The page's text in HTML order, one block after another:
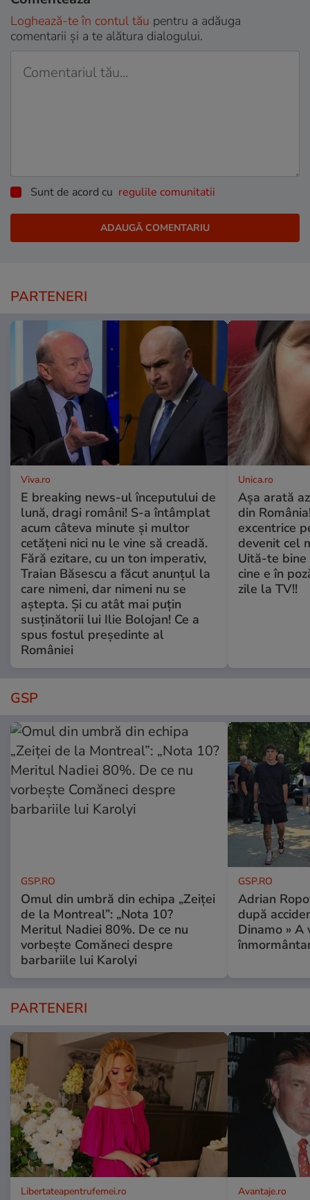
Loghează-te în contul tău pentru a adăuga
comentarii și a te alătura dialogului.
Sunt de acord cu regulile comunitatii
PARTENERI
Viva.ro
E breaking news-ul începutului de
lună, dragi români! S-a întâmplat
acum câteva minute și multor
cetățeni nici nu le vine să creadă.
Fără ezitare, cu un ton imperativ,
Traian Băsescu a făcut anunțul la
care nimeni, dar nimeni nu se
aștepta. Și cu atât mai puțin
susținătorii lui Ilie Bolojan! Ce a
spus fostul președinte al
României
Unica.ro
Așa arată
din
excentrice
devenit cel
Uită-te bine
cine e în
zile la TV!!
GSP
GSP.RO
Omul din umbră din echipa „Zeiței
de la Montreal”: „Nota 10?
Meritul Nadiei 80%. De ce nu
vorbește Comăneci despre
barbariile lui Karolyi
GSP.RO
Adrian
după
Dinamo » A
PARTENERI
Libertateapentrufemei.ro Avantaje.ro